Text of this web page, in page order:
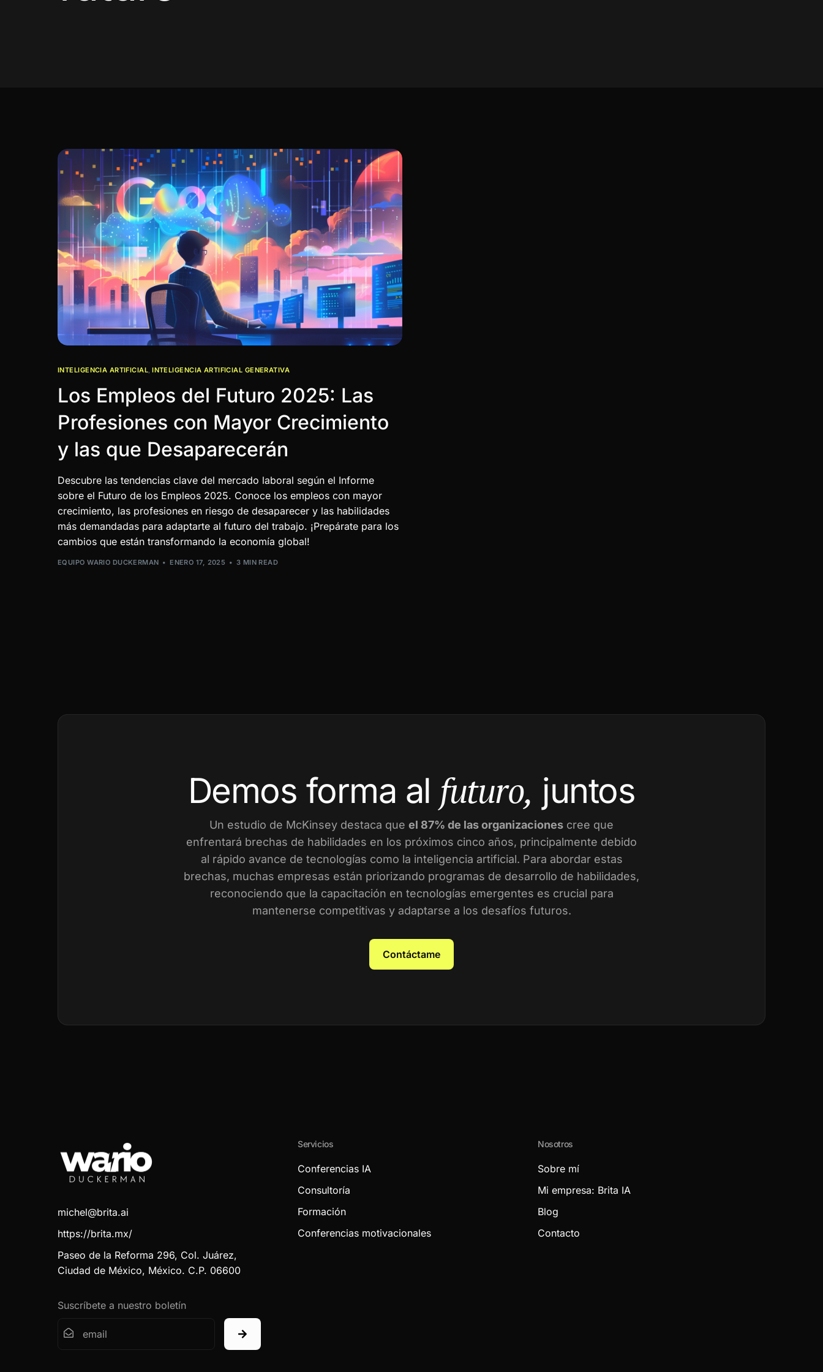
INTELIGENCIA ARTIFICIAL ,INTELIGENCIA ARTIFICIAL GENERATIVA
Los Empleos del Futuro 2025: Las
Profesiones con Mayor Crecimiento
y las que Desaparecerán
Descubre las tendencias clave del mercado laboral según el Informe
sobre el Futuro de los Empleos 2025. Conoce los empleos con mayor
crecimiento, las profesiones en riesgo de desaparecer y las habilidades
más demandadas para adaptarte al futuro del trabajo. ¡Prepárate para los
cambios que están transformando la economía global!
EQUIPO WARIO DUCKERMAN ENERO 17, 2025 3 MIN READ
Demos forma al futuro, juntos
Un estudio de McKinsey destaca que el 87% de las organizaciones cree que
enfrentará brechas de habilidades en los próximos cinco años, principalmente debido
al rápido avance de tecnologías como la inteligencia artificial. Para abordar estas
brechas, muchas empresas están priorizando programas de desarrollo de habilidades,
reconociendo que la capacitación en tecnologías emergentes es crucial para
mantenerse competitivas y adaptarse a los desafíos futuros.
Contáctame
michel@brita.ai
https://brita.mx/
Paseo de la Reforma 296, Col. Juárez,
Ciudad de México, México. C.P. 06600
Suscríbete a nuestro boletín
Servicios
Conferencias IA
Consultoría
Formación
Conferencias motivacionales
Nosotros
Sobre mí
Mi empresa: Brita IA
Blog
Contacto